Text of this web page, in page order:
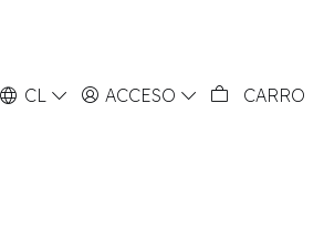
CL ACCESO CARRO